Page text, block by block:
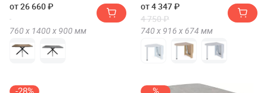
от 26 660 ₽
760 х 1400 х 900 мм
от 4 347 ₽
4 750 ₽
740 х 916 х 674 мм